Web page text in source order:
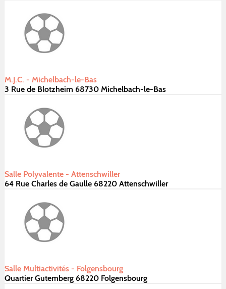
M.J.C. - Michelbach-le-Bas
3 Rue de Blotzheim 68730 Michelbach-le-Bas
Salle Polyvalente - Attenschwiller
64 Rue Charles de Gaulle 68220 Attenschwiller
Salle Multiactivités - Folgensbourg
Quartier Gutemberg 68220 Folgensbourg